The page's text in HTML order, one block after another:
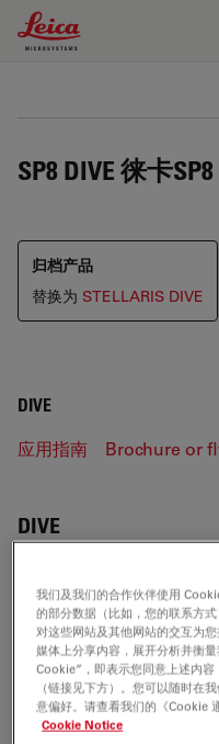
Leica Microsystems Logo
SP8 DIVE 徕卡
归档产品
替换为 STELLARIS DIVE
DIVE
应用指南 Brochure or
DIVE
应用指南
Confocal
Laser (WLL)
Jul 27, 2026
我们及我们的合作伙伴使用
的部分数据（比如，您的联系方
对这些网站及其他网站的交互为
媒体上分享内容，展开分析并衡
Cookie”，即表示您同意上述内
（链接见下方）。您可以随时在
意偏好。请查看我们的《Cookie
Cookie Notice